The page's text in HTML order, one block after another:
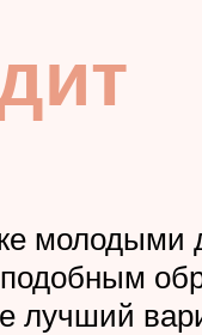
лучший